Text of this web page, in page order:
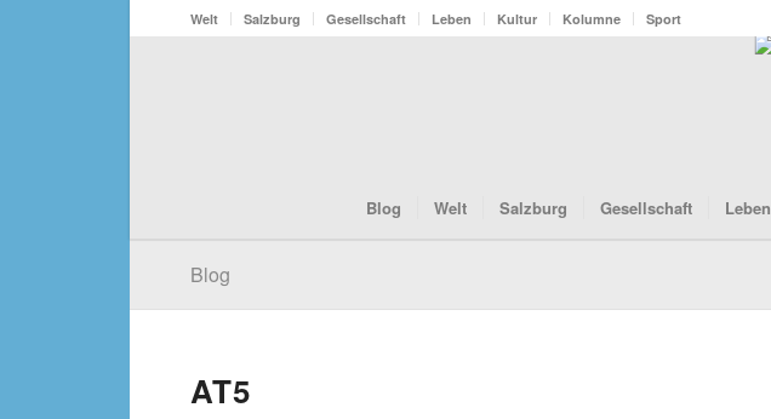
Welt Salzburg Gesellschaft Leben Kultur Kolumne Sport
Blog Welt Salzburg Gesellschaft Leben
Blog
AT5